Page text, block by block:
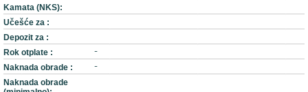
Kamata (NKS):
Učešće za :
Depozit za :
Rok otplate :
-
Naknada obrade : -
Naknada obrade